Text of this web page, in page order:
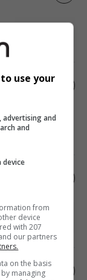
use your
advertising and
and
device
from
device
with 207
our partners
on the basis
managing